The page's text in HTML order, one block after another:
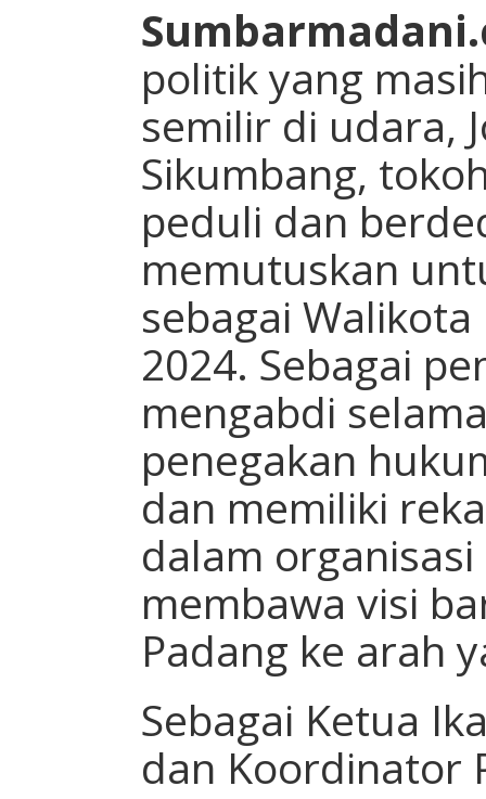
politik yang
semilir di udara,
Sikumbang,
peduli dan
memutuskan
sebagai
2024. Sebagai
mengabdi
penegakan
dan memiliki
dalam
membawa visi
Padang ke arah
Sebagai Ketua
dan Koordinator